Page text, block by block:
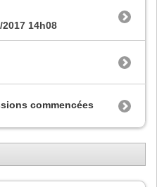
2017 14h08
commencées